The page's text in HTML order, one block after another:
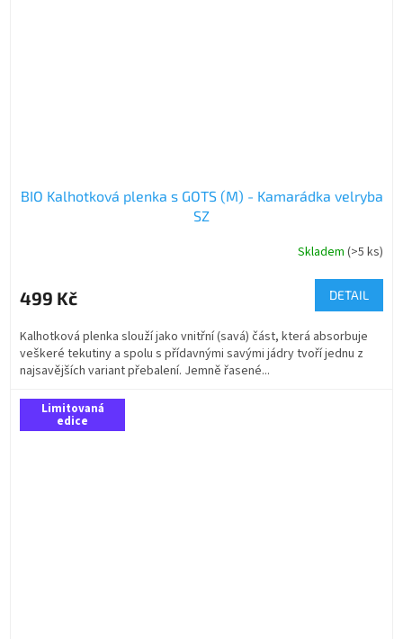
BIO Kalhotková plenka s GOTS (M) - Kamarádka velryba
SZ
Skladem (>5 ks)
499 Kč DETAIL
Kalhotková plenka slouží jako vnitřní (savá) část, která absorbuje
veškeré tekutiny a spolu s přídavnými savými jádry tvoří jednu z
najsavějších variant přebalení. Jemně řasené...
Limitovaná
edice